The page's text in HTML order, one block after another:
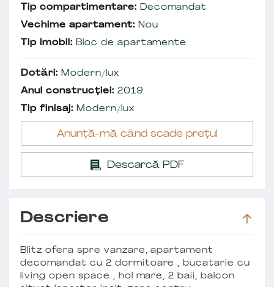
Tip compartimentare: Decomandat
Vechime apartament: Nou
Tip imobil: Bloc de apartamente
Dotări: Modern/lux
Anul construcției: 2019
Tip finisaj: Modern/lux
Anunță-mă când scade prețul
Descarcă PDF
Descriere
Blitz ofera spre vanzare, apartament
decomandat cu 2 dormitoare , bucatarie cu
living open space , hol mare, 2 baii, balcon